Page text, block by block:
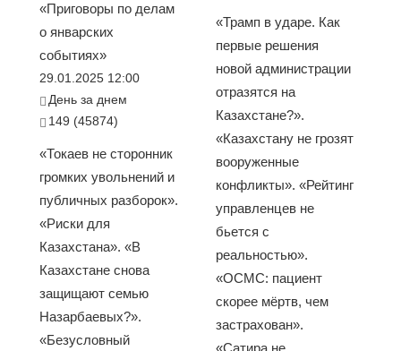
«Приговоры по делам
о январских
событиях»
29.01.2025 12:00
День за днем
149 (45874)
«Токаев не сторонник
громких увольнений и
публичных разборок».
«Риски для
Казахстана». «В
Казахстане снова
защищают семью
Назарбаевых?».
«Безусловный
«Трамп в ударе. Как
первые решения
новой администрации
отразятся на
Казахстане?».
«Казахстану не грозят
вооруженные
конфликты». «Рейтинг
управленцев не
бьется с
реальностью».
«ОСМС: пациент
скорее мёртв, чем
застрахован».
«Сатира не